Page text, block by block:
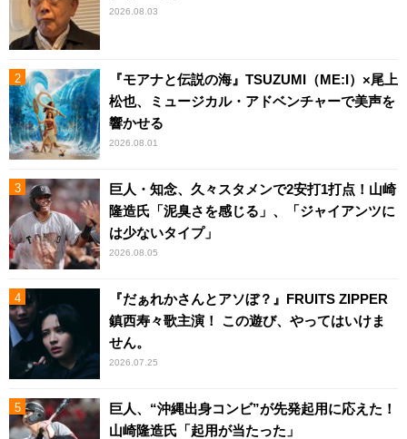
2026.08.03
『モアナと伝説の海』TSUZUMI（ME:I）×尾上
松也、ミュージカル・アドベンチャーで美声を
響かせる
2026.08.01
巨人・知念、久々スタメンで2安打1打点！山崎
隆造氏「泥臭さを感じる」、「ジャイアンツに
は少ないタイプ」
2026.08.05
『だぁれかさんとアソぼ？』FRUITS ZIPPER
鎮西寿々歌主演！ この遊び、やってはいけま
せん。
2026.07.25
巨人、“沖縄出身コンビ”が先発起用に応えた！
山崎隆造氏「起用が当たった」